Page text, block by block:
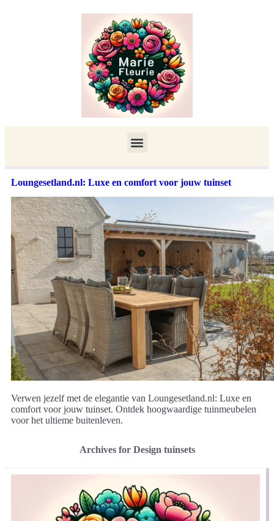
Loungesetland.nl: Luxe en comfort voor jouw tuinset
Verwen jezelf met de elegantie van Loungesetland.nl: Luxe en
comfort voor jouw tuinset. Ontdek hoogwaardige tuinmeubelen
voor het ultieme buitenleven.
Archives for Design tuinsets